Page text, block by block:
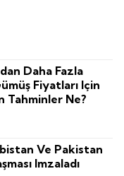
Daha Fazla
Fiyatları Için
Tahminler Ne?
Ve Pakistan
Imzaladı